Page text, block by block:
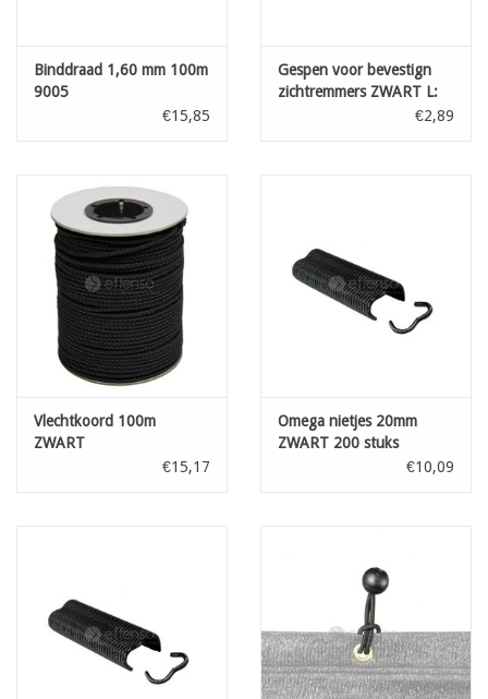
Binddraad 1,60 mm 100m
9005
€15,85
Gespen voor bevestign
zichtremmers ZWART L:
€2,89
Vlechtkoord 100m
ZWART
€15,17
Omega nietjes 20mm
ZWART 200 stuks
€10,09